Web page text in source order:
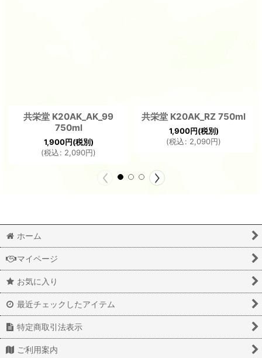
共栄堂 K20AK_AK_99
750ml
1,900円(税別)
(税込: 2,090円)
共栄堂 K20AK_RZ 750ml
1,900円(税別)
(税込: 2,090円)
ホーム
マイページ
お気に入り
最近チェックしたアイテム
特定商取引法表示
ご利用案内